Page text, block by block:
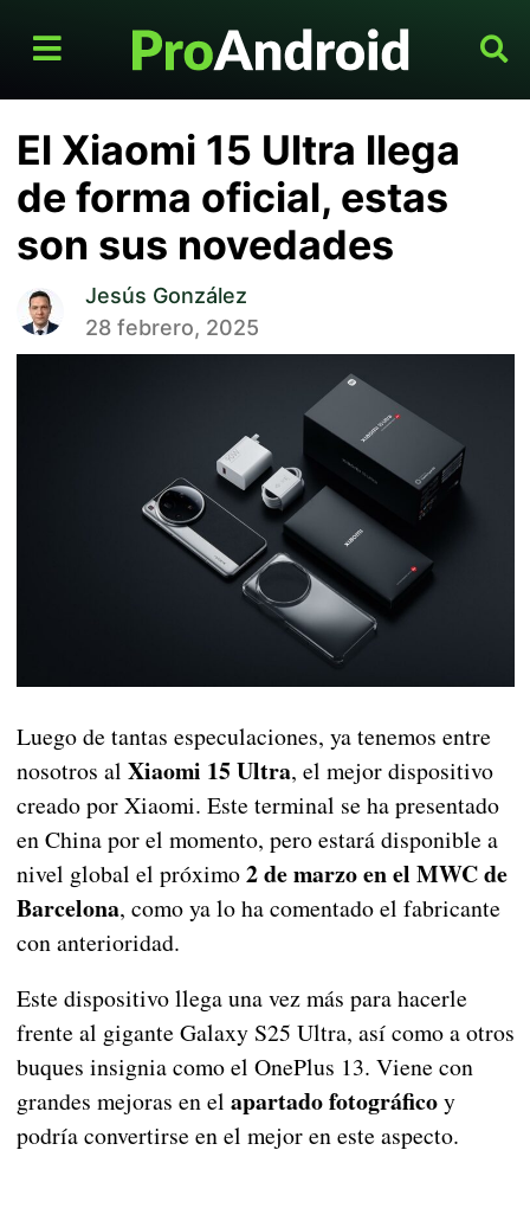
El Xiaomi 15 Ultra llega
de forma oficial, estas
son sus novedades
Jesús González
28 febrero, 2025
Luego de tantas especulaciones, ya tenemos entre
nosotros al Xiaomi 15 Ultra, el mejor dispositivo
creado por Xiaomi. Este terminal se ha presentado
en China por el momento, pero estará disponible a
nivel global el próximo2 de marzo en el MWC de
Barcelona, ​​como ya lo ha comentado el fabricante
con anterioridad.
Este dispositivo llega una vez más para hacerle
frente al gigante Galaxy S25 Ultra, así como a otros
buques insignia como el OnePlus 13. Viene con
grandes mejoras en el apartado fotográficoy
podría convertirse en el mejor en este aspecto.